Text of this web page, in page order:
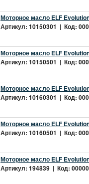
Моторное масло ELF
Артикул: 10150301 | Код:
Моторное масло ELF
Артикул: 10150501 | Код:
Моторное масло ELF
Артикул: 10160301 | Код:
Моторное масло ELF
Артикул: 10160501 | Код:
Моторное масло ELF
Артикул: 194839 | Код: